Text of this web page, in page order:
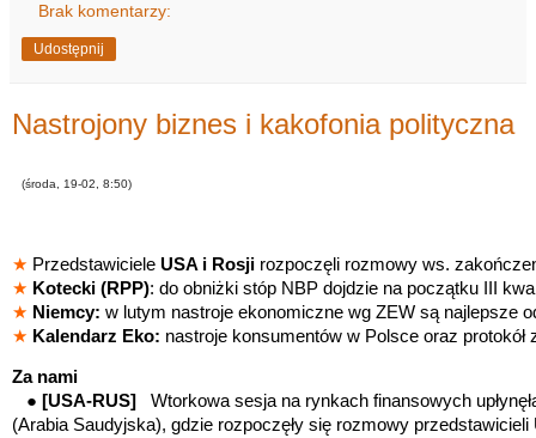
Brak komentarzy:
Udostępnij
Nastrojony biznes i kakofonia polityczna
(środa, 19-02, 8:50)
★ Przedstawiciele USA i Rosji rozpoczęli rozmowy ws.
★ Kotecki (RPP): do obniżki stóp NBP dojdzie na początku III
★ Niemcy: w lutym nastroje ekonomiczne wg ZEW są najlepsze
★ Kalendarz Eko: nastroje konsumentów w Polsce oraz protokół
Za nami
● [USA-RUS] Wtorkowa sesja na rynkach finansowych
(Arabia Saudyjska), gdzie rozpoczęły się rozmowy